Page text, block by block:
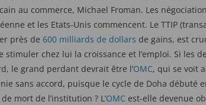
au commerce, Michael Froman. Les
et les Etats-Unis commencent. Le TTIP
près de 600 milliards de dollars de gains, est
stimuler chez lui la croissance et l’emploi. Si les
le grand perdant devrait être l’OMC, qui se voit
sans accord, puisque le cycle de Doha débuté
de mort de l’institution ? L’OMC est-elle devenue